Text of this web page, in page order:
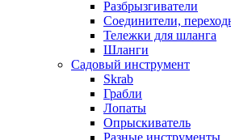
Разбрызгиватели
Соединители,
Тележки для шланга
Шланги
Садовый инструмент
Skrab
Грабли
Лопаты
Опрыскиватель
Разные инструменты